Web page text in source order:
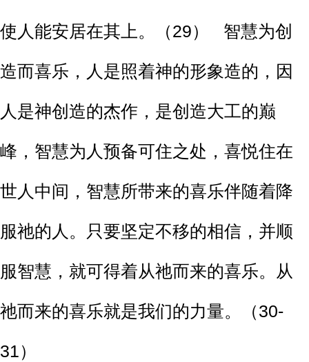
使人能安居在其上。（29） 智慧为创
造而喜乐，人是照着神的形象造的，因
人是神创造的杰作，是创造大工的巅
峰，智慧为人预备可住之处，喜悦住在
世人中间，智慧所带来的喜乐伴随着降
服祂的人。只要坚定不移的相信，并顺
服智慧，就可得着从祂而来的喜乐。从
祂而来的喜乐就是我们的力量。（30-
31）